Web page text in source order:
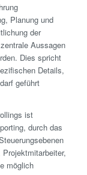
Planung und
der
Aussagen
Dies spricht
Details,
geführt
ist
durch das
möglich